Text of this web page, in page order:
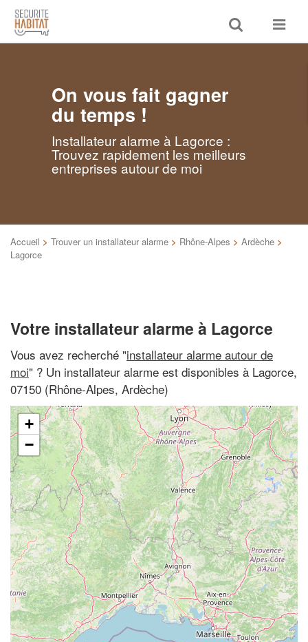
Toggle
search
Toggle
On vous fait gagner
du temps !
Installateur alarme à Lagorce :
Trouvez rapidement les meilleurs
entreprises autour de moi
Accueil > Trouver un installateur alarme > Rhône-Alpes > Ardèche >
Lagorce
Votre installateur alarme à Lagorce
Vous avez recherché "installateur alarme autour de
moi" ? Un installateur alarme est disponibles à Lagorce,
07150 (Rhône-Alpes, Ardèche)
+
−